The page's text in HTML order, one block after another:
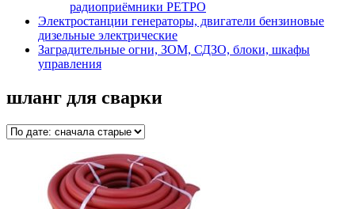
радиоприёмники РЕТРО
Электростанции генераторы, двигатели бензиновые
дизельные электрические
Заградительные огни, ЗОМ, СДЗО, блоки, шкафы
управления
шланг для сварки